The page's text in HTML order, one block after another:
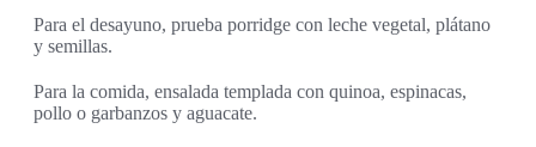
Para el desayuno, prueba porridge con leche vegetal, plátano
y semillas.
Para la comida, ensalada templada con quinoa, espinacas,
pollo o garbanzos y aguacate.